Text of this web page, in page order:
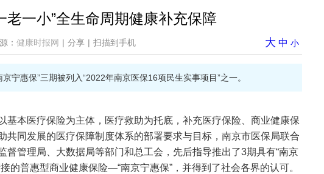
老一小”全生命周期健康补充保障
： 健康时报网 | 分享 | 扫描到手机 大 中 小
京宁惠保”三期被列入“2022年南京医保16项民生实事项目”之一。
基本医疗保险为主体，医疗救助为托底，补充医疗保险、商业健康保
共同发展的医疗保障制度体系的部署要求与目标，南京市医保局联合
督管理局、大数据局等部门和总工会，先后指导推出了3期具有“南京
的普惠型商业健康保险—“南京宁惠保”，并得到了社会各界的认可。